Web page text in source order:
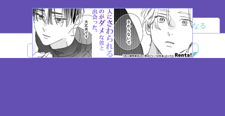
夢小説 ツイステ R18 鬼滅の刃 BL
読者になる